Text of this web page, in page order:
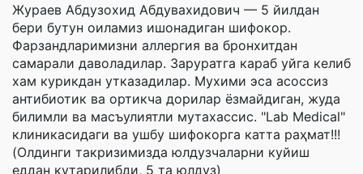
Жураев Абдузохид Абдувахидович — 5 йилдан
бери бутун оиламиз ишонадиган шифокор.
Фарзандларимизни аллергия ва бронхитдан
самарали даволадилар. Заруратга караб уйга келиб
хам курикдан утказадилар. Мухими эса асоссиз
антибиотик ва ортикча дорилар ёзмайдиган, жуда
билимли ва масъулиятли мутахассис. "Lab Medical"
клиникасидаги ва ушбу шифокорга катта раҳмат!!!
(Олдинги такризимизда юлдузчаларни куйиш
еддан кутарилибди, 5 та юлдуз)